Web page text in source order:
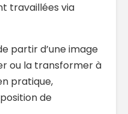
travaillées via
partir d’une image
ou la transformer à
pratique,
de